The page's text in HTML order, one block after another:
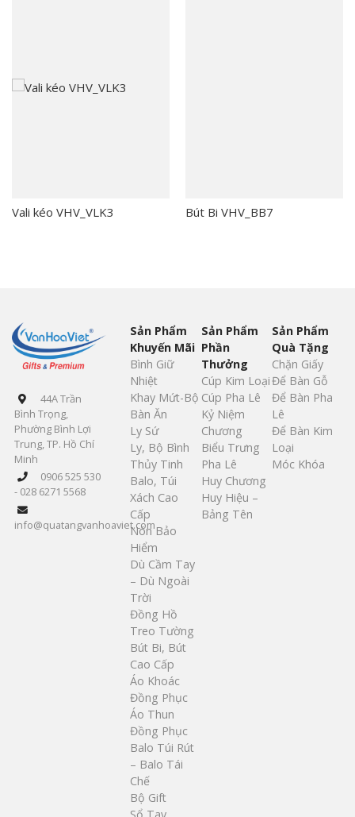
Vali kéo VHV_VLK3 Bút Bi VHV_BB7
44A Trần
Bình Trọng,
Phường Bình Lợi
Trung, TP. Hồ Chí
Minh
0906 525 530
- 028 6271 5568
info@quatangvanhoaviet.com
Sản Phẩm
Khuyến Mãi
Bình Giữ
Nhiệt
Khay Mứt-Bộ
Bàn Ăn
Ly Sứ
Ly, Bộ Bình
Thủy Tinh
Balo, Túi
Xách Cao
Cấp
Nón Bảo
Hiểm
Dù Cầm Tay
– Dù Ngoài
Trời
Đồng Hồ
Treo Tường
Bút Bi, Bút
Cao Cấp
Áo Khoác
Đồng Phục
Áo Thun
Đồng Phục
Balo Túi Rút
– Balo Tái
Chế
Bộ Gift
Sổ Tay
Sản Phẩm
Phần
Thưởng
Cúp Kim Loại
Cúp Pha Lê
Kỷ Niệm
Chương
Biểu Trưng
Pha Lê
Huy Chương
Huy Hiệu –
Bảng Tên
Sản Phẩm
Quà Tặng
Chặn Giấy
Để Bàn Gỗ
Để Bàn Pha
Lê
Để Bàn Kim
Loại
Móc Khóa